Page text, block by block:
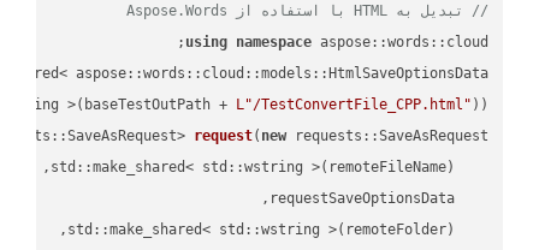
// تبدیل به HTML با استفاده از Aspose.Words
using namespace aspose::words::cloud;
>(baseTestOutPath + L"/TestConvertFile_CPP.html" ));
request( new